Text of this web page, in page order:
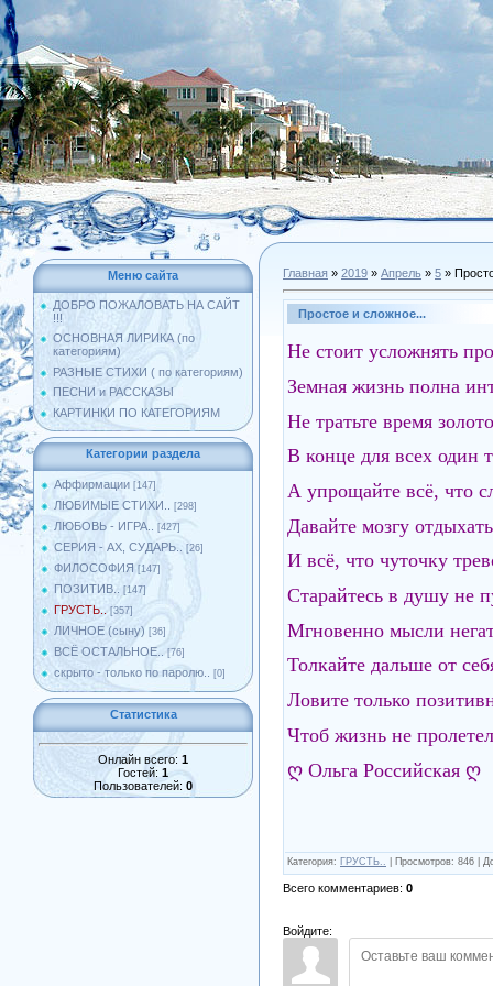
Меню сайта
ДОБРО ПОЖАЛОВАТЬ НА САЙТ
!!!
ОСНОВНАЯ ЛИРИКА (по
категориям)
РАЗНЫЕ СТИХИ ( по категориям)
ПЕСНИ и РАССКАЗЫ
КАРТИНКИ ПО КАТЕГОРИЯМ
Категории раздела
Аффирмации [147]
ЛЮБИМЫЕ СТИХИ.. [298]
ЛЮБОВЬ - ИГРА.. [427]
СЕРИЯ - АХ, СУДАРЬ.. [26]
ФИЛОСОФИЯ [147]
ПОЗИТИВ.. [147]
ГРУСТЬ.. [357]
ЛИЧНОЕ (сыну) [36]
ВСЁ ОСТАЛЬНОЕ.. [76]
скрыто - только по паролю.. [0]
Статистика
Онлайн всего: 1
Гостей: 1
Пользователей: 0
Главная » 2019 » Апрель » 5 »
Простое и сложное...
Не стоит усложнять
Земная жизнь полна
Не тратьте время
В конце для всех один
А упрощайте всё, что
Давайте мозгу
И всё, что чуточку
Старайтесь в душу не
Мгновенно мысли
Толкайте дальше от
Ловите только
Чтоб жизнь не
ღ Ольга Российская ღ
Категория: ГРУСТЬ.. Просмотров: 846
Всего комментариев: 0
Войдите: